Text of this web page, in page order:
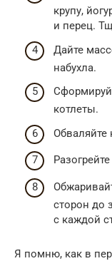
крупу,
и перец.
Дайте
набухла.
котлеты.
Обваляйте
сторон до
с каждой
Я помню, как в